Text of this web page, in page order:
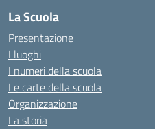
La Scuola
Presentazione
I luoghi
I numeri della scuola
Le carte della scuola
Organizzazione
La storia